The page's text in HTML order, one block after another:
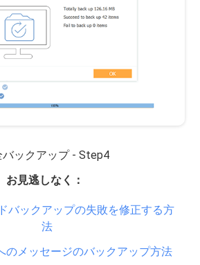
バックアップ - Step4
お見逃しなく：
バックアップの失敗を修正する方
法
のメッセージのバックアップ方法